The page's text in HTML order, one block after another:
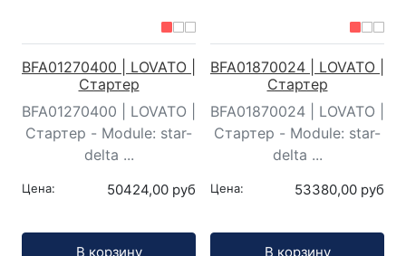
BFA01270400 | LOVATO |
Стартер
BFA01270400 | LOVATO |
Стартер - Module: star-
delta ...
Цена: 50424,00 руб
В корзину
BFA01870024 | LOVATO |
Стартер
BFA01870024 | LOVATO |
Стартер - Module: star-
delta ...
Цена: 53380,00 руб
В корзину